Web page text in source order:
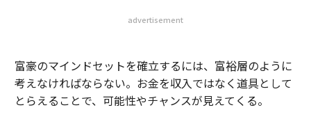
advertisement
富豪のマインドセットを確立するには、富裕層のように
考えなければならない。お金を収入ではなく道具として
とらえることで、可能性やチャンスが見えてくる。